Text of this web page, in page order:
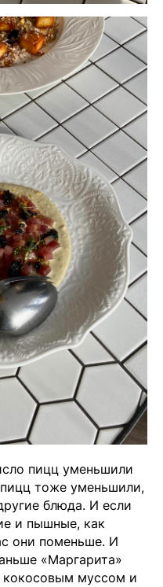
пицц уменьшили
тоже уменьшили,
блюда. И если
и пышные, как
они поменьше. И
«Маргарита»
кокосовым муссом и